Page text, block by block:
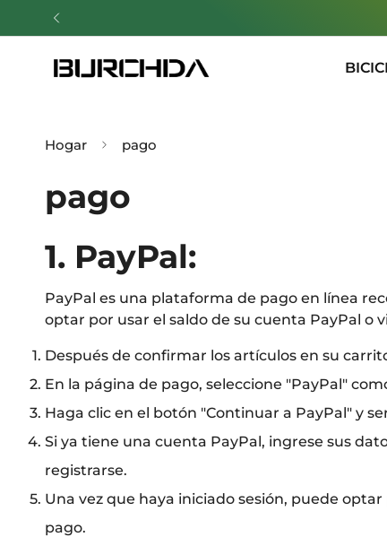
Hogar pago
pago
1. PayPal:
PayPal es una plataforma de pago en línea
optar por usar el saldo de su cuenta PayPal
Después de confirmar los artículos en su
En la página de pago, seleccione "PayPal"
Haga clic en el botón "Continuar a PayPal" y
Si ya tiene una cuenta PayPal, ingrese sus
registrarse.
Una vez que haya iniciado sesión, puede
pago.